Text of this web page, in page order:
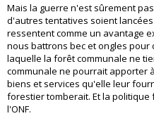
Mais la guerre n'est sûrement
d'autres tentatives soient
ressentent comme un avantage
nous battrons bec et ongles
laquelle la forêt communale ne
communale ne pourrait apporter
biens et services qu'elle leur
forestier tomberait. Et la
l'ONF.